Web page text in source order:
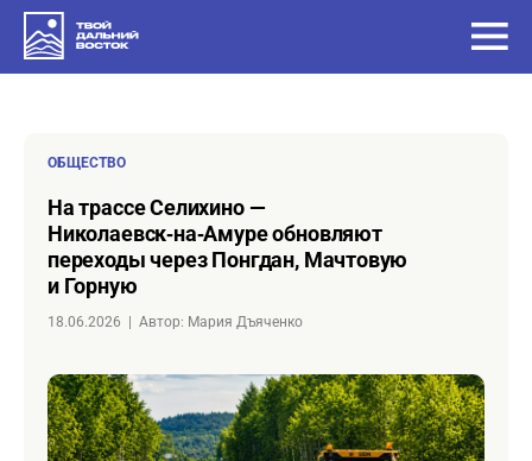
ОБЩЕСТВО
на трассе Селихино —
Николаевск‑на‑Амуре обновляют
переходы через Понгдан, Мачтовую
и Горную
18.06.2026 Автор: Мария Дъяченко